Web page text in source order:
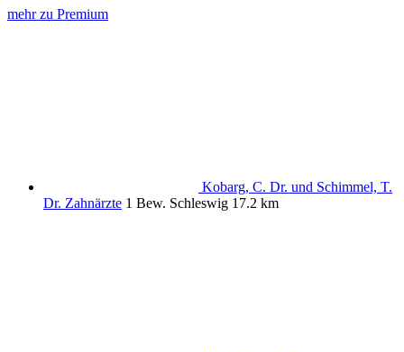
mehr zu Premium
Kobarg, C. Dr. und Schimmel, T.
Dr. Zahnärzte 1 Bew. Schleswig 17.2 km